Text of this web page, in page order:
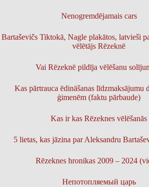
Nenogremdējamais cars
Bartaševičs Tiktokā, Nagle plakātos, latvieši
vēlētājs Rēzeknē
Vai Rēzeknē pildīja vēlēšanu
Kas pārtrauca ēdināšanas līdzmaksājumu
ģimenēm (faktu pārbaude)
Kas ir kas Rēzeknes vēlēšanās
5 lietas, kas jāzina par Aleksandru
Rēzeknes hronikas 2009 – 2024
Непотопляемый царь